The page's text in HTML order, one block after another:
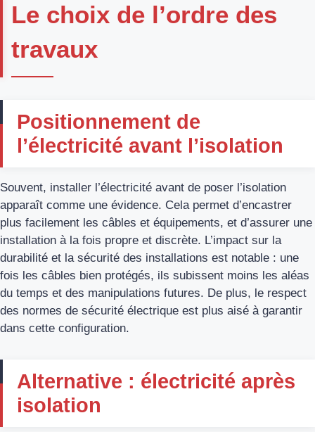
Le choix de l’ordre des
travaux
Positionnement de
l’électricité avant l’isolation
Souvent, installer l’électricité avant de poser l’isolation
apparaît comme une évidence. Cela permet d’encastrer
plus facilement les câbles et équipements, et d’assurer une
installation à la fois propre et discrète. L’impact sur la
durabilité et la sécurité des installations est notable : une
fois les câbles bien protégés, ils subissent moins les aléas
du temps et des manipulations futures. De plus, le respect
des normes de sécurité électrique est plus aisé à garantir
dans cette configuration.
Alternative : électricité après
isolation